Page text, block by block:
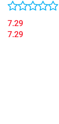
7.29
7.29